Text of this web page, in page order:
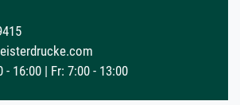
- 16:00 | Fr: 7:00 - 13:00